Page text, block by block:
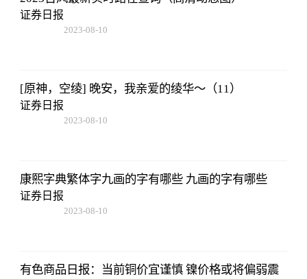
证券日报
2023-08-10
[原神，空绫] 晚安，我亲爱的绫华～（11）
证券日报
2023-08-10
康熙字典繁体字九画的字有哪些 九画的字有哪些
证券日报
2023-08-10
有色商品日报：当前铜价宜谨慎 镍价格或将偏弱震